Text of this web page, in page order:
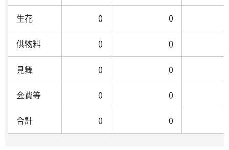
生花 0 0
供物料 0 0
見舞 0 0
会費等 0 0
合計 0 0